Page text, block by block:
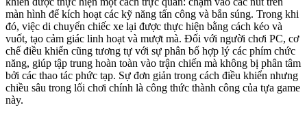
màn hình để kích hoạt các kỹ năng tấn công và bắn súng. Trong khi
đó, việc di chuyển chiếc xe lại được thực hiện bằng cách kéo và
vuốt, tạo cảm giác linh hoạt và mượt mà. Đối với người chơi PC, cơ
chế điều khiển cũng tương tự với sự phân bổ hợp lý các phím chức
năng, giúp tập trung hoàn toàn vào trận chiến mà không bị phân tâm
bởi các thao tác phức tạp. Sự đơn giản trong cách điều khiển nhưng
chiều sâu trong lối chơi chính là công thức thành công của tựa game
này.